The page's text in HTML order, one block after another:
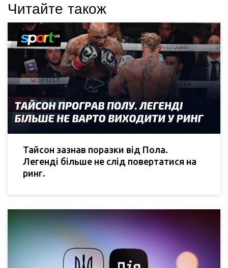
Читайте також
Тайсон зазнав поразки від Пола.
Легенді більше не слід повертатися на
ринг.